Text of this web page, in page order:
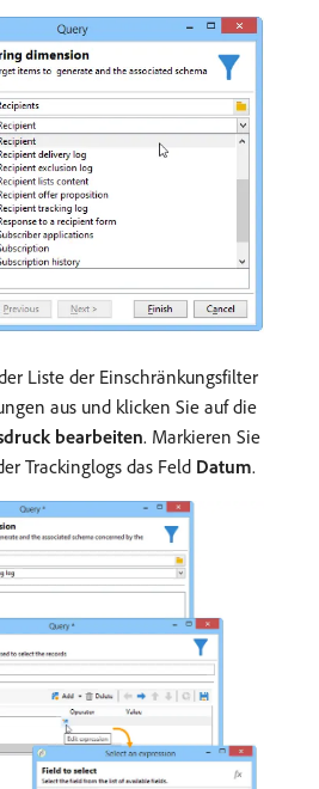
Liste der Einschränkungsfilter
aus und klicken Sie auf die
bearbeiten. Markieren Sie
Trackinglogs das Feld Datum.